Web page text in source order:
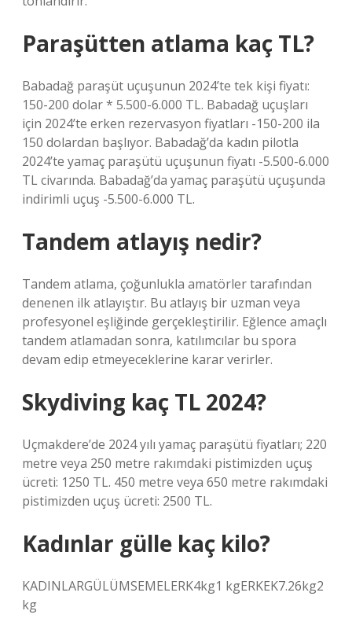
Paraşütten atlama kaç TL?
Babadağ paraşüt uçuşunun 2024’te tek kişi fiyatı:
150-200 dolar * 5.500-6.000 TL. Babadağ uçuşları
için 2024’te erken rezervasyon fiyatları -150-200 ila
150 dolardan başlıyor. Babadağ’da kadın pilotla
2024’te yamaç paraşütü uçuşunun fiyatı -5.500-6.000
TL civarında. Babadağ’da yamaç paraşütü uçuşunda
indirimli uçuş -5.500-6.000 TL.
Tandem atlayış nedir?
Tandem atlama, çoğunlukla amatörler tarafından
denenen ilk atlayıştır. Bu atlayış bir uzman veya
profesyonel eşliğinde gerçekleştirilir. Eğlence amaçlı
tandem atlamadan sonra, katılımcılar bu spora
devam edip etmeyeceklerine karar verirler.
Skydiving kaç TL 2024?
Uçmakdere’de 2024 yılı yamaç paraşütü fiyatları; 220
metre veya 250 metre rakımdaki pistimizden uçuş
ücreti: 1250 TL. 450 metre veya 650 metre rakımdaki
pistimizden uçuş ücreti: 2500 TL.
Kadınlar gülle kaç kilo?
KADINLARGÜLÜMSEMELERK4kg1 kgERKEK7.26kg2
kg